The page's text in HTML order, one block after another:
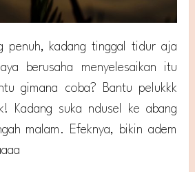
penuh, kadang tinggal tidur aja
berusaha menyelesaikan itu
gimana coba? Bantu pelukkk
Kadang suka ndusel ke abang
malam. Efeknya, bikin adem